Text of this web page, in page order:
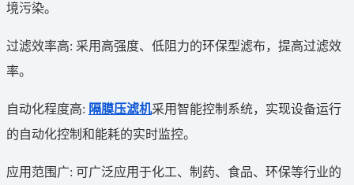
境污染。
过滤效率高: 采用高强度、低阻力的环保型滤布，提高过滤效
率。
自动化程度高: 隔膜压滤机采用智能控制系统，实现设备运行
的自动化控制和能耗的实时监控。
应用范围广: 可广泛应用于化工、制药、食品、环保等行业的